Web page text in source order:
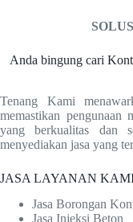
Anda bingung cari
Tenang Kami
memastikan pengunaan
yang berkualitas dan
menyediakan jasa yang
JASA LAYANAN
Jasa Borongan
Jasa Injeksi Beton